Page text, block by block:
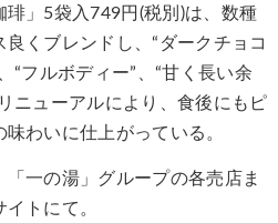
琲」5袋入749円(税別)は、数種
くブレンドし、“ダークチョコ
“フルボディー”、“甘く長い余
ニューアルにより、食後にもピ
わいに仕上がっている。
「一の湯」グループの各売店ま
トにて。